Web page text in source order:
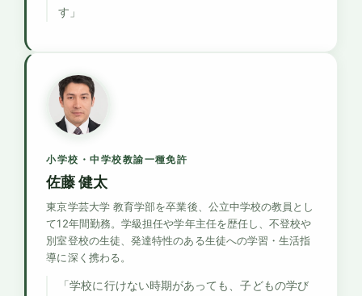
す」
小学校・中学校教諭一種免許
佐藤 健太
東京学芸大学 教育学部を卒業後、公立中学校の教員とし
て12年間勤務。学級担任や学年主任を歴任し、不登校や
別室登校の生徒、発達特性のある生徒への学習・生活指
導に深く携わる。
「学校に行けない時期があっても、子どもの学び